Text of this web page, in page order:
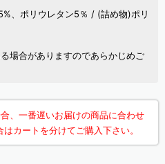
、ポリウレタン5％ / (詰め物)ポリ
場合がありますのであらかじめご
、一番遅いお届けの商品に合わせ
カートを分けてご購入下さい。